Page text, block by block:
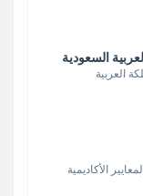
السعودية
العربية
الأكاديمية